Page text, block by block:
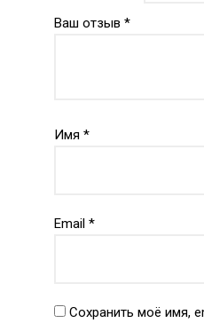
Ваш отзыв *
Имя *
Email *
Сохранить моё имя,